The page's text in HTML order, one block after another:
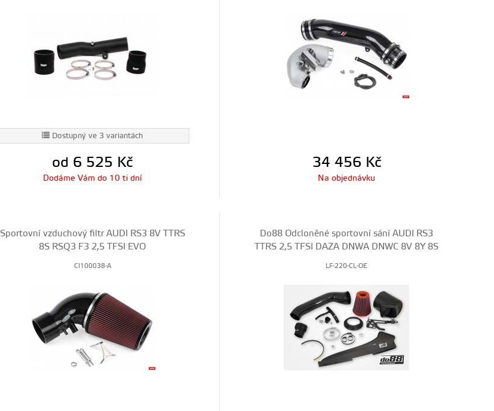
Dostupný ve 3 variantách
od 6 525 Kč
Dodáme Vám do 10 ti dní
34 456 Kč
Na objednávku
Sportovní vzduchový filtr AUDI RS3 8V TTRS
8S RSQ3 F3 2,5 TFSI EVO
CI100038-A
Do88 Odcloněné sportovní sání AUDI RS3
TTRS 2,5 TFSI DAZA DNWA DNWC 8V 8Y 8S
LF-220-CL-OE